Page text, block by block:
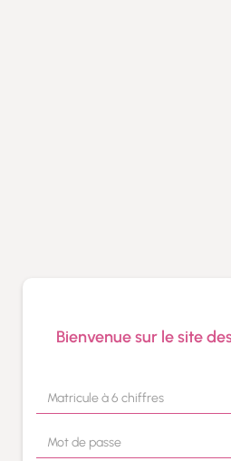
Bienvenue sur le site